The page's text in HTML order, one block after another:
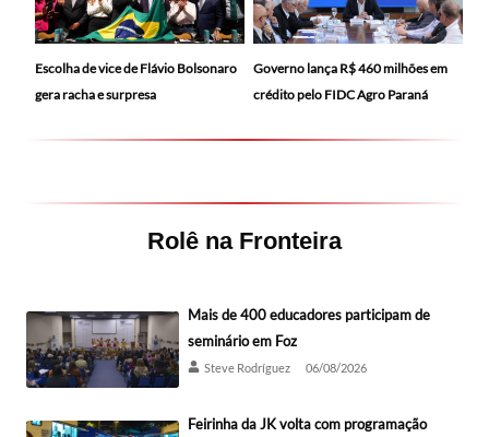
Escolha de vice de Flávio Bolsonaro
gera racha e surpresa
Governo lança R$ 460 milhões em
crédito pelo FIDC Agro Paraná
Rolê na Fronteira
Mais de 400 educadores participam de
seminário em Foz
Steve Rodríguez 06/08/2026
Feirinha da JK volta com programação